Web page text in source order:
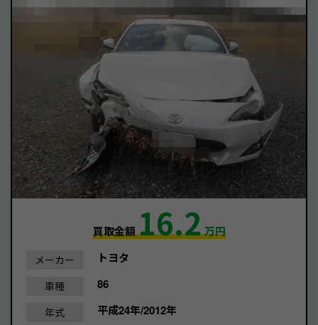
買取金額16.2万円
メーカー トヨタ
車種 86
年式 平成24年/2012年